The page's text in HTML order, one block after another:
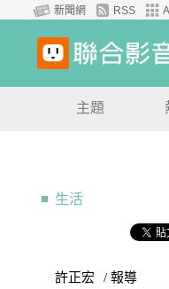
新聞網 RSS
主題
生活
許正宏 / 報導